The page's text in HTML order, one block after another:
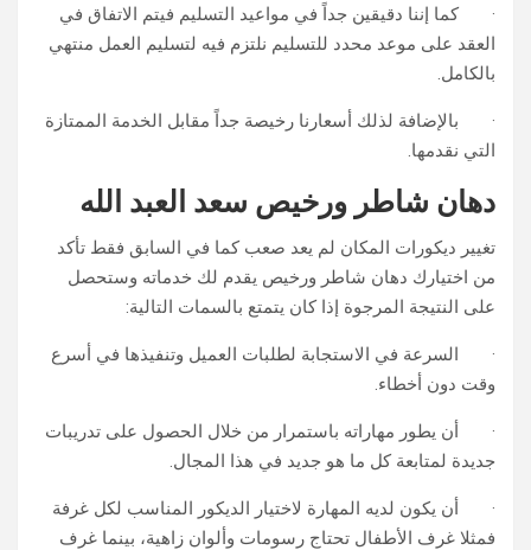
· كما إننا دقيقين جداً في مواعيد التسليم فيتم الاتفاق في
العقد على موعد محدد للتسليم نلتزم فيه لتسليم العمل منتهي
بالكامل.
· بالإضافة لذلك أسعارنا رخيصة جداً مقابل الخدمة الممتازة
التي نقدمها.
دهان شاطر ورخيص سعد العبد الله
تغيير ديكورات المكان لم يعد صعب كما في السابق فقط تأكد
من اختيارك دهان شاطر ورخيص يقدم لك خدماته وستحصل
على النتيجة المرجوة إذا كان يتمتع بالسمات التالية:
· السرعة في الاستجابة لطلبات العميل وتنفيذها في أسرع
وقت دون أخطاء.
· أن يطور مهاراته باستمرار من خلال الحصول على تدريبات
جديدة لمتابعة كل ما هو جديد في هذا المجال.
· أن يكون لديه المهارة لاختيار الديكور المناسب لكل غرفة
فمثلا غرف الأطفال تحتاج رسومات وألوان زاهية، بينما غرف